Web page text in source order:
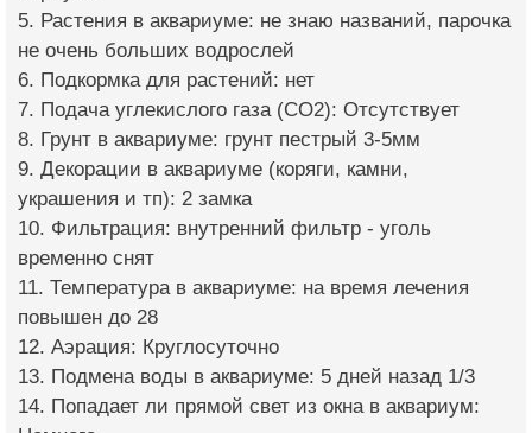
5. Растения в аквариуме: не знаю названий, парочка
не очень больших водрослей
6. Подкормка для растений: нет
7. Подача углекислого газа (CO2): Отсутствует
8. Грунт в аквариуме: грунт пестрый 3-5мм
9. Декорации в аквариуме (коряги, камни,
украшения и тп): 2 замка
10. Фильтрация: внутренний фильтр - уголь
временно снят
11. Температура в аквариуме: на время лечения
повышен до 28
12. Аэрация: Круглосуточно
13. Подмена воды в аквариуме: 5 дней назад 1/3
14. Попадает ли прямой свет из окна в аквариум: